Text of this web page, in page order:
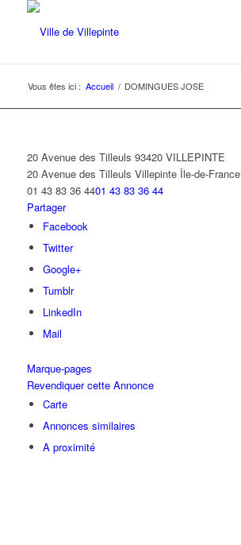
Vous êtes ici : Accueil / DOMINGUES JOSE
20 Avenue des Tilleuls 93420 VILLEPINTE
20 Avenue des Tilleuls Villepinte Île-de-France
01 43 83 36 4401 43 83 36 44
Partager
Facebook
Twitter
Google+
Tumblr
LinkedIn
Mail
Marque-pages
Revendiquer cette Annonce
Carte
Annonces similaires
A proximité